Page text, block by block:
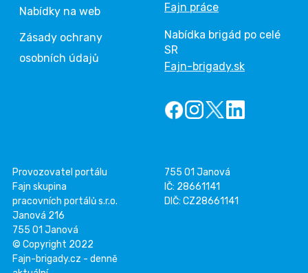
Nabídky na web
Zásady ochrany
osobních údajů
Fajn práce
Nabídka brigád po celé
SR
Fajn-brigady.sk
Provozovatel portálu
Fajn skupina
pracovních portálů s.r.o.
Janová 216
755 01 Janová
755 01 Janová
IČ: 28661141
DIČ: CZ28661141
© Copyright 2022
Fajn-brigady.cz - denně